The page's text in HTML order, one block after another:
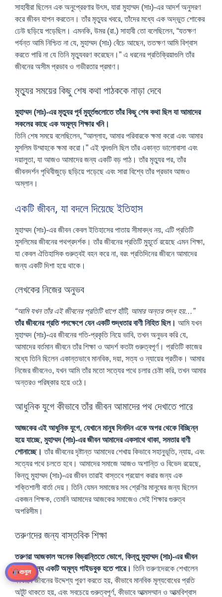
শুনুন
সাহাবীরা ছিলেন এক অনুপ্রেরণার উৎস, যারা মুহাম্মদ (সাঃ)-এর আদর্শ অনুসরণ
করে জীবন যাপন করতেন। তাঁর মৃত্যুর খবরে, তাঁদের মধ্যে এক অদ্ভুত শোকের
ঢেউ ছড়িয়ে পড়েছিল। এমনকি, উমর (রা.) সাহাবী তো বলেছিলেন, “যতক্ষণ
পর্যন্ত আমি নিশ্চিত না যে, মুহাম্মদ (সাঃ) বেঁচে আছেন, ততক্ষণ আমি বিশ্বাস
করতে পারি না যে তিনি মৃত্যুবরণ করেছেন।” এ ধরনের প্রতিক্রিয়াগুলি তাঁর
জীবনের অসীম প্রভাব ও গভীরতার প্রমাণ।
মৃত্যুর সময়ের কিছু শেষ কথা পাঠককে নাড়া দেবে
মুহাম্মদ (সাঃ)-এর মৃত্যুর পূর্ব মুহূর্তগুলোতে তাঁর কিছু শেষ কথা ছিল যা আমাদের
সকলের কাছে এক অমূল্য শিক্ষার খনি।
তিনি শেষ সময়ে বলেছিলেন, “আল্লাহ, আমার পরিবারকে ক্ষমা করো এবং আমার
মুসলিম উম্মাহকে ক্ষমা করো।” এই শব্দগুলি ছিল তাঁর একান্ত ভালোবাসা এবং
দয়ালুতা, যা আজও আমাদের জন্য একটি বড় পাঠ। তাঁর মৃত্যুর পর, তাঁর
জীবনদর্শন পৃথিবীজুড়ে ছড়িয়ে পড়েছে এবং সারা বিশ্বে তাঁর প্রভাব আজও
অম্লান।
একটি জীবন, যা বদলে দিয়েছে ইতিহাস
মুহাম্মদ (সাঃ)-এর জীবন কেবল ইতিহাসের পাতায় সীমাবদ্ধ নয়, এটি প্রতিটি
মুসলিমের জীবনের পথপ্রদর্শক। তাঁর জীবনের প্রতিটি মুহূর্তে রয়েছে এমন শিক্ষা,
যা কেবল ঐতিহাসিক গুরুত্বই বহন করে না, বরং প্রতিদিনের জীবনে আমাদের
জন্য একটি দিশা হয়ে থাকে।
লেখকের নিজের অনুভব
“আমি যখন তাঁর এই জীবনের প্রতিটি ধাপে হাঁটি, আমার অন্তর শুদ্ধ হয়…”
তাঁর জীবনের প্রতি পদক্ষেপে যেন একটি শুদ্ধতার বাণী নিহিত ছিল। আমি যখন
মুহাম্মদ (সাঃ)-এর জীবনের গতি-প্রকৃতি নিয়ে ভাবি, তখন অনুভব করি যে,
আমাদের বর্তমান জীবনে তাঁর শিক্ষা ও আদর্শ কতটা গুরুত্বপূর্ণ। প্রতিটি কাজের
মধ্যে তিনি ছিলেন একান্তভাবে মানবিক, দয়া, সত্য ও ন্যায়ের প্রতীক। আমার
নিজের জীবনেও, যখন আমি তাঁর মতো সত্যের পথে চলার চেষ্টা করি, তখন আমার
অন্তরও পরিষ্কার হয়ে ওঠে।
আধুনিক যুগে কীভাবে তাঁর জীবন আমাদের পথ দেখাতে পারে
আজকের এই আধুনিক যুগে, যেখানে মানুষ দিনদিন একে অপর থেকে বিচ্ছিন্ন
হয়ে যাচ্ছে, মুহাম্মদ (সাঃ)-এর জীবন আমাদের একসাথে থাকা, সমতার বাণী
শোনাচ্ছে। তাঁর জীবনের দৃষ্টান্ত আমাদের শেখায় কিভাবে সহানুভূতি, ন্যায়, এবং
সত্যের পথে চলতে হবে। আমাদের সমাজে আজও অশান্তি ও বিভেদ রয়েছে,
কিন্তু মুহাম্মদ (সাঃ)-এর জীবন তারাই বাস্তবে প্রয়োগ করার জন্য এক
শক্তিশালী বার্তা দেয়। তিনি যেমন সমাজের সব শ্রেণির মানুষের জন্য ছিলেন
একজন শিক্ষক, তেমনি আমাদের আজকের সমাজেও সেই শিক্ষার গুরুত্ব
অপরিসীম।
তরুণদের জন্য বাস্তবিক শিক্ষা
তরুণরা আজকাল অনেক বিভ্রান্তিতে ভোগে, কিন্তু মুহাম্মদ (সাঃ)-এর জীবন
তাদের জন্য একটি অমূল্য গাইডবুক হতে পারে। তিনি তরুণদেরকে শেখালেন
কীভাবে জীবনের উদ্দেশ্য পূরণ করতে হয়, কীভাবে মানবিক মূল্যবোধের প্রতি
অটুট থাকতে হয়, এবং সবচেয়ে গুরুত্বপূর্ণ, কীভাবে আত্মসম্মান ও আত্মবিশ্বাস